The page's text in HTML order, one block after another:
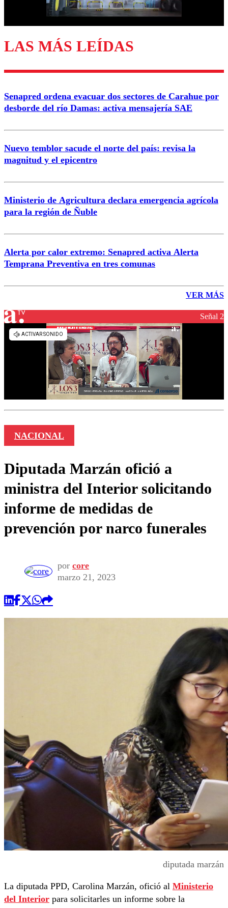
Enviar comentario
LAS MÁS LEÍDAS
Senapred ordena evacuar dos sectores de Carahue por
desborde del río Damas: activa mensajería SAE
Nuevo temblor sacude el norte del país: revisa la
magnitud y el epicentro
Ministerio de Agricultura declara emergencia agrícola
para la región de Ñuble
Alerta por calor extremo: Senapred activa Alerta
Temprana Preventiva en tres comunas
VER MÁS
Señal 2
NACIONAL
Diputada Marzán ofició a
ministra del Interior solicitando
informe de medidas de
prevención por narco funerales
por core
marzo 21, 2023
diputada marzán
La diputada PPD, Carolina Marzán, ofició al Ministerio
del Interior para solicitarles un informe sobre la